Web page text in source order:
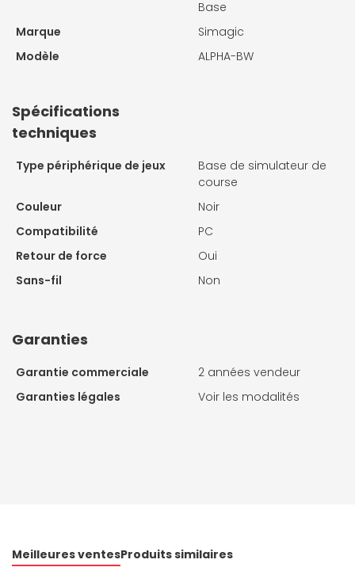
Base
Marque
Simagic
Modèle
ALPHA-BW
Spécifications
techniques
Type périphérique de jeux
Base de simulateur de
course
Couleur
Noir
Compatibilité
PC
Retour de force
Oui
Sans-fil
Non
Garanties
Garantie commerciale
2 années vendeur
Garanties légales
Voir les modalités
Meilleures ventesProduits similaires